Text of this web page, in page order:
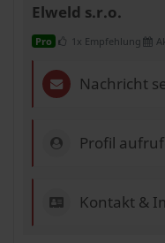
Elweld s.r.o.
Pro 1x Empfehlung
Nachricht
Profil
Kontakt &